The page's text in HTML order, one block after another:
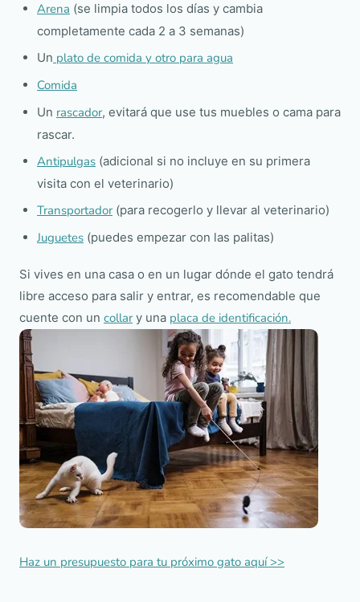
Arena (se limpia todos los días y cambia
completamente cada 2 a 3 semanas)
Un plato de comida y otro para agua
Comida
Un rascador, evitará que use tus muebles o cama para
rascar.
Antipulgas (adicional si no incluye en su primera
visita con el veterinario)
Transportador (para recogerlo y llevar al veterinario)
Juguetes (puedes empezar con las palitas)
Si vives en una casa o en un lugar dónde el gato tendrá
libre acceso para salir y entrar, es recomendable que
cuente con un collar y una placa de identificación.
Haz un presupuesto para tu próximo gato aquí >>